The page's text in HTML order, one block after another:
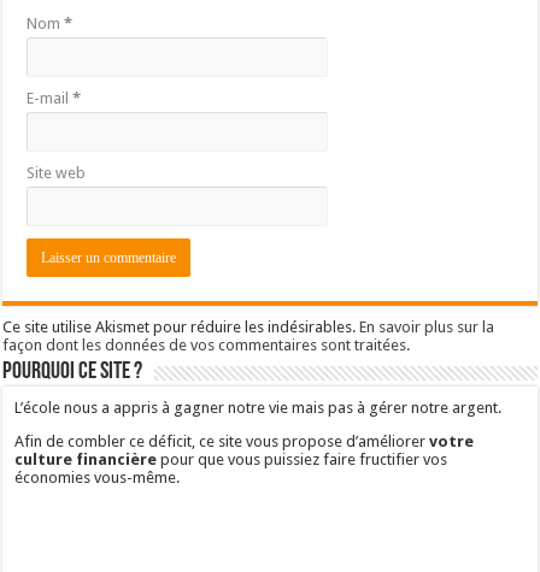
Nom*
E-mail*
Site web
Ce site utilise Akismet pour réduire les indésirables.En savoir plus sur la
façon dont les données de vos commentaires sont traitées.
Pourquoi ce site ?
L’école nous a appris à gagner notre vie mais pas à gérer notre argent.
Afin de combler ce déficit, ce site vous propose d’améliorervotre
culture financière pour que vous puissiez faire fructifier vos
économies vous-même.